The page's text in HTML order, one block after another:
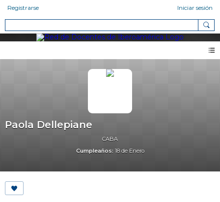
Registrarse Iniciar sesión
Paola Dellepiane
CABA
Cumpleaños: 18 de Enero